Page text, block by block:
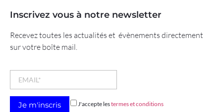
Inscrivez vous à notre newsletter
Recevez toutes les actualités et évènements directement
sur votre boîte mail.
J'accepte lestermes et conditions